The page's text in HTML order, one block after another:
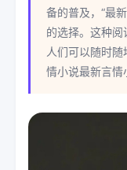
备的普及，“最
的选择。这种
人们可以随时
情小说最新言情